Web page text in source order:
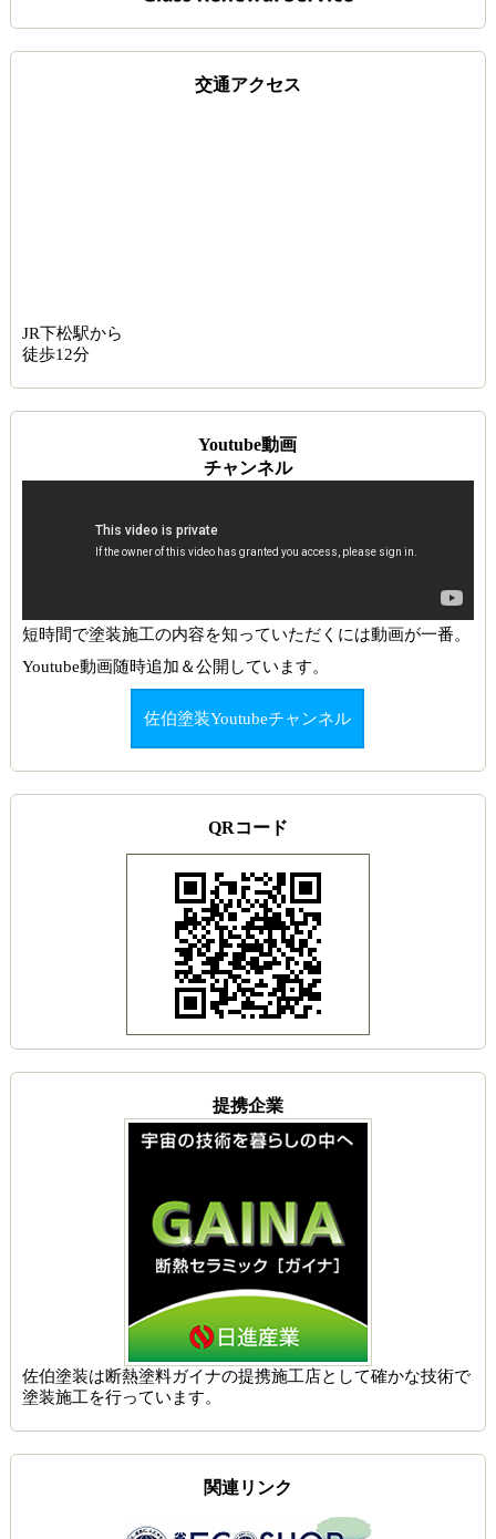
交通アクセス
JR下松駅から
徒歩12分
Youtube動画
チャンネル
短時間で塗装施工の内容を知っていただくには動画が一番。
Youtube動画随時追加＆公開しています。
佐伯塗装Youtubeチャンネル
QRコード
提携企業
佐伯塗装は断熱塗料ガイナの提携施工店として確かな技術で
塗装施工を行っています。
関連リンク